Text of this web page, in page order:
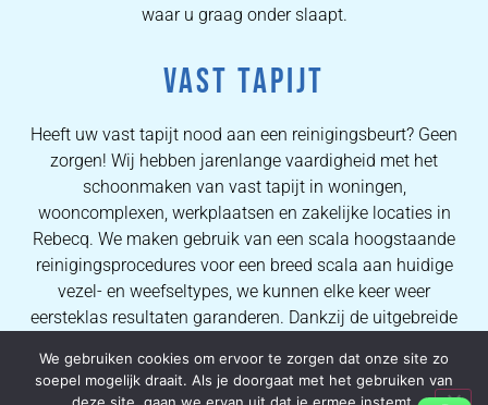
waar u graag onder slaapt.
VAST TAPIJT
Heeft uw vast tapijt nood aan een reinigingsbeurt? Geen
zorgen! Wij hebben jarenlange vaardigheid met het
schoonmaken van vast tapijt in woningen,
wooncomplexen, werkplaatsen en zakelijke locaties in
Rebecq. We maken gebruik van een scala hoogstaande
reinigingsprocedures voor een breed scala aan huidige
vezel- en weefseltypes, we kunnen elke keer weer
eersteklas resultaten garanderen. Dankzij de uitgebreide
uitstekende vlekverwijderingsprocessen en hoogwaardige
tapijtreinigingsresultaten garanderen.
We gebruiken cookies om ervoor te zorgen dat onze site zo
soepel mogelijk draait. Als je doorgaat met het gebruiken van